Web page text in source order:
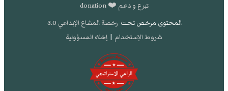
تبرع و دعم ❤️ donation
المحتوى مرخص تحت رخصة المشاع الإبداعي 3.0
شروط الإستخدام | إخلاء المسؤولية